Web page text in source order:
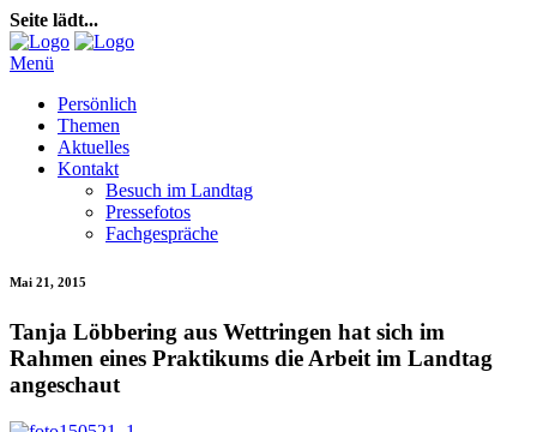
Seite lädt...
Menü
Persönlich
Themen
Aktuelles
Kontakt
Besuch im Landtag
Pressefotos
Fachgespräche
Mai 21, 2015
Tanja Löbbering aus Wettringen hat sich im
Rahmen eines Praktikums die Arbeit im Landtag
angeschaut